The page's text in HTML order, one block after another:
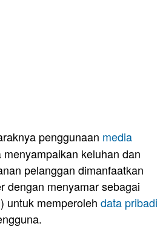
penggunaan media
keluhan dan
pelanggan dimanfaatkan
dengan menyamar sebagai
untuk memperoleh data pribadi